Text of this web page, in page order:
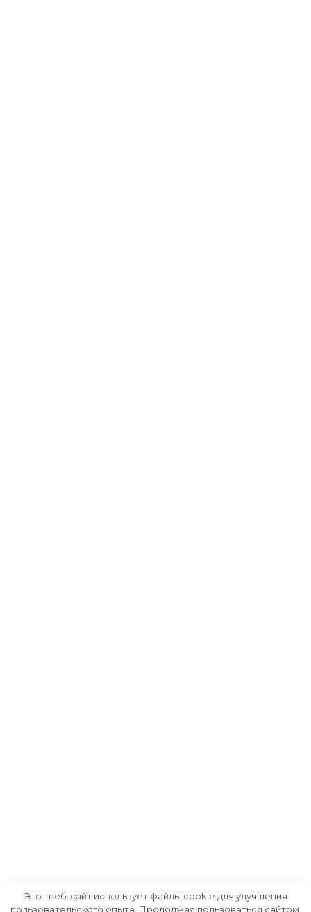
Этот веб-сайт использует файлы cookie для улучшения
пользовательского опыта. Продолжая пользоваться сайтом,